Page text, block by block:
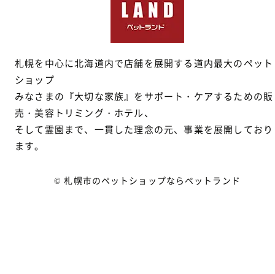
札幌を中心に北海道内で店舗を展開する道内最大のペット
ショップ
みなさまの『大切な家族』をサポート・ケアするための販
売・美容トリミング・ホテル、
そして霊園まで、一貫した理念の元、事業を展開しており
ます。
© 札幌市のペットショップならペットランド